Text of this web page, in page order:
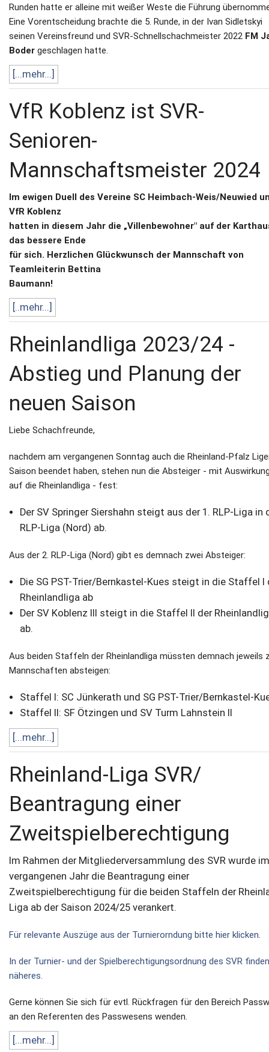
Runden hatte er alleine mit weißer Weste die Führung
Eine Vorentscheidung brachte die 5. Runde, in der Ivan Sidletskyi
seinen Vereinsfreund und SVR-Schnellschachmeister 2022 FM
Boder geschlagen hatte.
[...mehr...]
VfR Koblenz ist SVR-
Senioren-
Mannschaftsmeister 2024
Im ewigen Duell des Vereine SC Heimbach-Weis/Neuwied
VfR Koblenz
hatten in diesem Jahr die „Villenbewohner" auf der
das bessere Ende
für sich. Herzlichen Glückwunsch der Mannschaft von
Teamleiterin Bettina
Baumann!
[..mehr...]
Rheinlandliga 2023/24 -
Abstieg und Planung der
neuen Saison
Liebe Schachfreunde,
nachdem am vergangenen Sonntag auch die Rheinland-Pfalz
Saison beendet haben, stehen nun die Absteiger - mit
auf die Rheinlandliga - fest:
Der SV Springer Siershahn steigt aus der 1. RLP-Liga in
RLP-Liga (Nord) ab.
Aus der 2. RLP-Liga (Nord) gibt es demnach zwei Absteiger:
Die SG PST-Trier/Bernkastel-Kues steigt in die Staffel I
Rheinlandliga ab
Der SV Koblenz III steigt in die Staffel II der
ab.
Aus beiden Staffeln der Rheinlandliga müssten demnach jeweils
Mannschaften absteigen:
Staffel I: SC Jünkerath und SG PST-Trier/Bernkastel-
Staffel II: SF Ötzingen und SV Turm Lahnstein II
[...mehr...]
Rheinland-Liga SVR/
Beantragung einer
Zweitspielberechtigung
Im Rahmen der Mitgliederversammlung des SVR wurde im
vergangenen Jahr die Beantragung einer
Zweitspielberechtigung für die beiden Staffeln der
Liga ab der Saison 2024/25 verankert.
Für relevante Auszüge aus der Turnierorndung bitte hier klicken.
In der Turnier- und der Spielberechtigungsordnung des SVR
näheres.
Gerne können Sie sich für evtl. Rückfragen für den Bereich
an den Referenten des Passwesens wenden.
[...mehr...]